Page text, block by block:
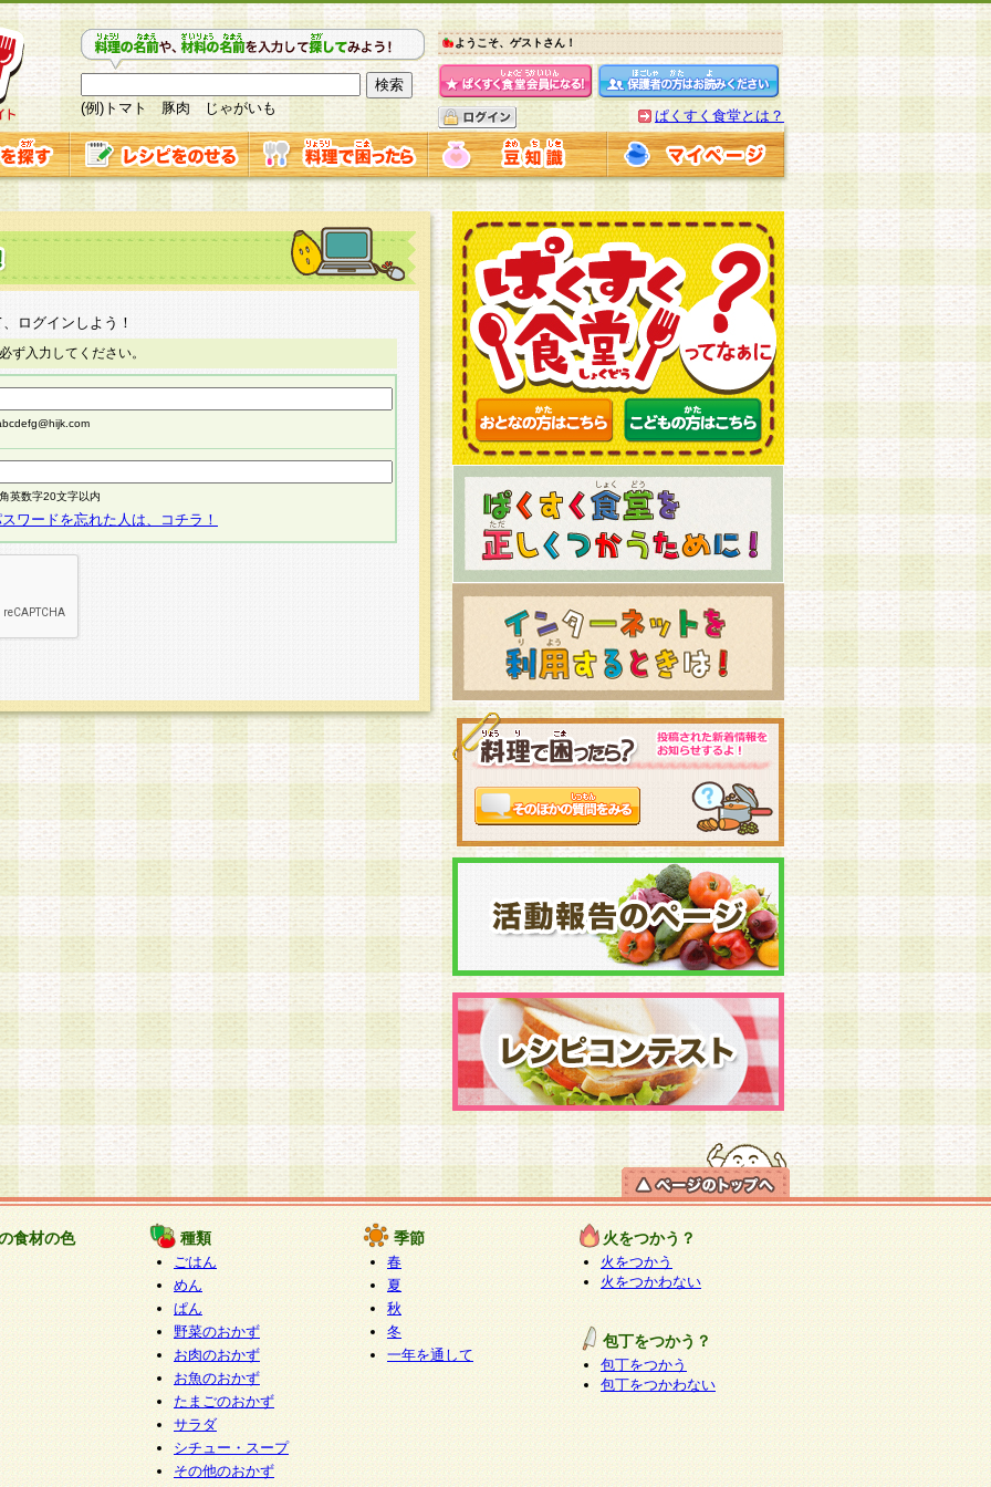
(例)トマト 豚肉 じゃがいも
ようこそ、ゲストさん！
ぱくすく食堂とは？
ログインしよう！
ず入力してください。
英数字20文字以内
ワードを忘れた人は、コチラ！
食材の色 種類
ごはん
めん
ぱん
野菜のおかず
お肉のおかず
お魚のおかず
たまごのおかず
サラダ
シチュー・スープ
その他のおかず
季節
春
夏
秋
冬
一年を通して
火をつかう？
火をつかう
火をつかわない
包丁をつかう？
包丁をつかう
包丁をつかわない